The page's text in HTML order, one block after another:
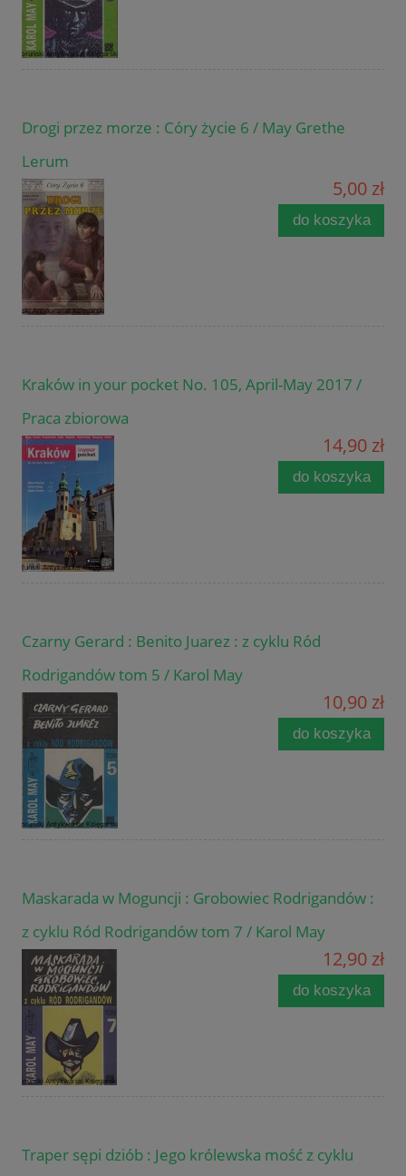
Drogi przez morze : Córy życie 6 / May Grethe
Lerum
5,00 zł
do koszyka
Kraków in your pocket No. 105, April-May 2017 /
Praca zbiorowa
14,90 zł
do koszyka
Czarny Gerard : Benito Juarez : z cyklu Ród
Rodrigandów tom 5 / Karol May
10,90 zł
do koszyka
Maskarada w Moguncji : Grobowiec Rodrigandów :
z cyklu Ród Rodrigandów tom 7 / Karol May
12,90 zł
do koszyka
Traper sępi dziób : Jego królewska mość z cyklu